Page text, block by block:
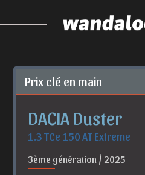
Prix clé en main
DACIA Duster
1.3 TCe 150 AT Extreme
3ème génération / 2025